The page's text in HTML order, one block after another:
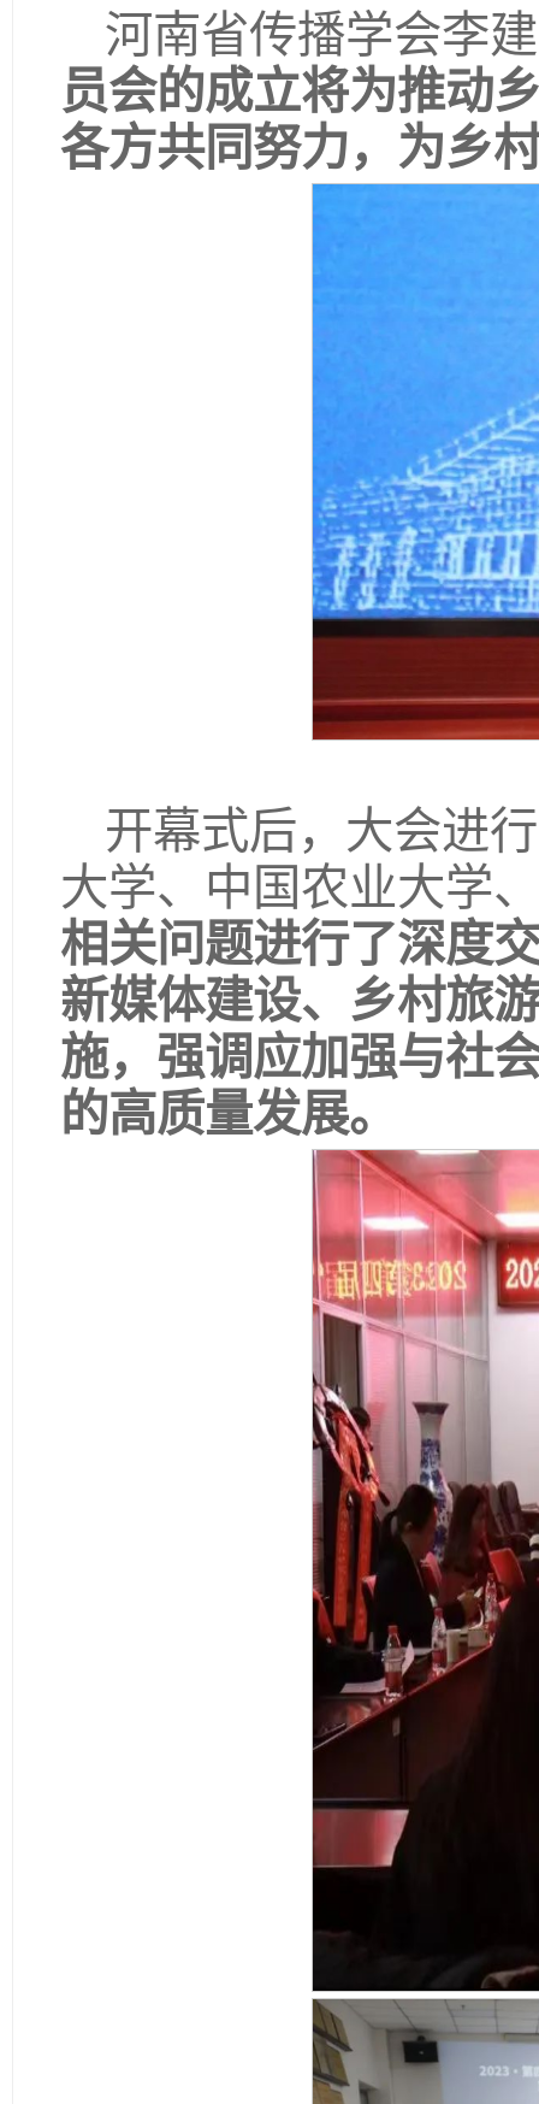
河南省传播学会李
员会的成立将为推动
各方共同努力，为乡
开幕式后，大会进
大学、中国农业大学
相关问题进行了深度
新媒体建设、乡村旅
施，强调应加强与社
的高质量发展。